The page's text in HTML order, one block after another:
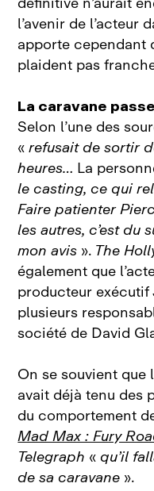
l’avenir de l’acteur
apporte cependant
plaident pas
La caravane
Selon l’une des
«refusait de sortir
heures… La
le casting, ce qui
Faire patienter
les autres, c’est du
mon avis ». The
également que
producteur exécutif
plusieurs
société de David
On se souvient
avait déjà tenu des
du comportement
Mad Max : Fury
Telegraph « qu’il
de sa caravane ».